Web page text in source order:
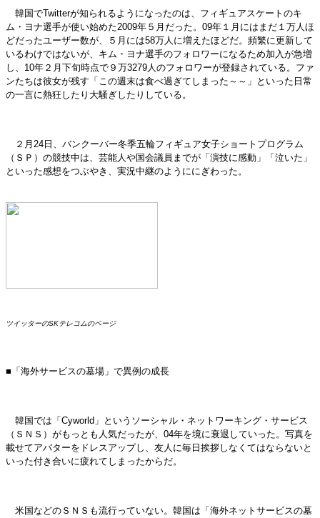
韓国でTwitterが知られるようになったのは、フィギュアスケートのキ
ム・ヨナ選手が使い始めた2009年５月だった。09年１月にはまだ１万人ほ
どだったユーザー数が、５月には58万人に増えたほどだ。頻繁に更新して
いるわけではないが、キム・ヨナ選手のフォロワーになるため加入が急増
し、10年２月下旬時点で９万3279人のフォロワーが登録されている。ファ
ンたちは彼女が残す「この週末は食べ過ぎてしまった～～」といった日常
の一言に熱狂したり大騒ぎしたりしている。
２月24日、バンクーバー冬季五輪フィギュア女子ショートプログラム
（ＳＰ）の競技中は、芸能人や国会議員までが「演技に感動」「泣いた」
といった感想をつぶやき、実況中継のようににぎわった。
ツイッターのSKテレコムのページ
■「海外サービスの墓場」で異例の成長
韓国では「Cyworld」というソーシャル・ネットワーキング・サービス
（ＳＮＳ）がもっとも人気だったが、04年を境に衰退していった。写真を
載せてアバターをドレスアップし、友人に毎日挨拶しなくてはならないと
いった付き合いに疲れてしまったからだ。
米国などのＳＮＳも流行っていない。韓国は「海外ネットサービスの墓